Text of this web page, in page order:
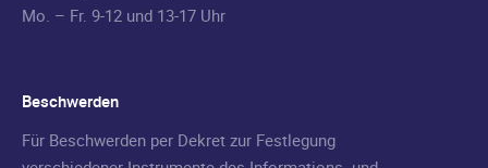
Mo. – Fr. 9-12 und 13-17 Uhr
Beschwerden
Für Beschwerden per Dekret zur Festlegung